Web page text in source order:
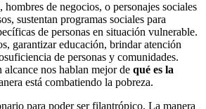
hombres de negocios, o personajes sociales
sustentan programas sociales para
de personas en situación vulnerable.
garantizar educación, brindar atención
de personas y comunidades.
alcance nos hablan mejor de qué es la
está combatiendo la pobreza.
para poder ser filantrópico. La manera